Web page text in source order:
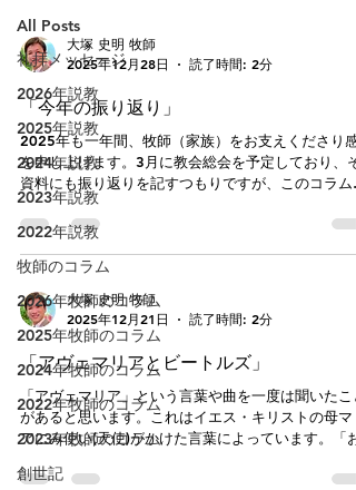
All Posts
礼拝メッセージ
2026年説教
2025年説教
2024年説教
2023年説教
2022年説教
牧師のコラム
2026年牧師のコラム
2025年牧師のコラム
2024年牧師のコラム
2022年牧師のコラム
2023年牧師のコラム
創世記
大塚 史明 牧師
2025年12月28日
読了時間: 2分
「今年の振り返り」
2025年も一年間、牧師（家族）をお支えくださり感
を申し上げます。3月に教会総会を予定しており、そ
資料にも振り返りを記すつもりですが、このコラム
も手短に今年の教会の歩みを記録いたします。みな
んの献身と一致を誇りに思います。欠けだらけの者
み深い方であることを、知らされます♪ 今年は「3
（礼拝、教育、伝道）発足の年」でしたね。執事会
メンバーも変わり、教会全体で一人ひとりが組み合
され、結び合わされ、キリストのからだをともに建
上げていくことを目当てにしてきました。多くの変
を経験し、犠牲もささげられたことです。人の知ら
ないところでも祈りや涙を流されたこともあったか
しれません。主はご存知とわかりつつも、重荷や奉
を担い、仕えるのはたやすいことではありません。
います。毎月のAll Together、各部による企画運営
大塚 史明 牧師
2025年12月21日
読了時間: 2分
「アヴェマリアとビートルズ」
「アヴェマリア」という言葉や曲を一度は聞いたこ
があると思います。これはイエス・キリストの母マ
アにみ使い(天使)がかけた言葉によっています。「お
カトリック教会では全文が整えられ「マリアへの祈